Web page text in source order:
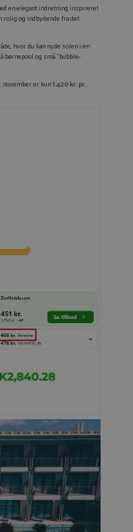
en elegant indretning inspireret
rolig og indbydende fra det
hvor du kan nyde solen i en
børnepool og små “bubble-
november er kun1.420 kr. pr.